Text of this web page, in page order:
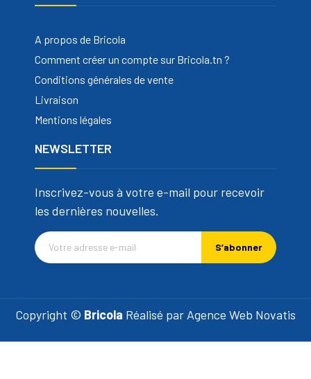
A propos de Bricola
Comment créer un compte sur Bricola.tn ?
Conditions générales de vente
Livraison
Mentions légales
NEWSLETTER
Inscrivez-vous à votre e-mail pour recevoir
les dernières nouvelles.
S’abonner
Copyright © Bricola Réalisé par Agence Web Novatis